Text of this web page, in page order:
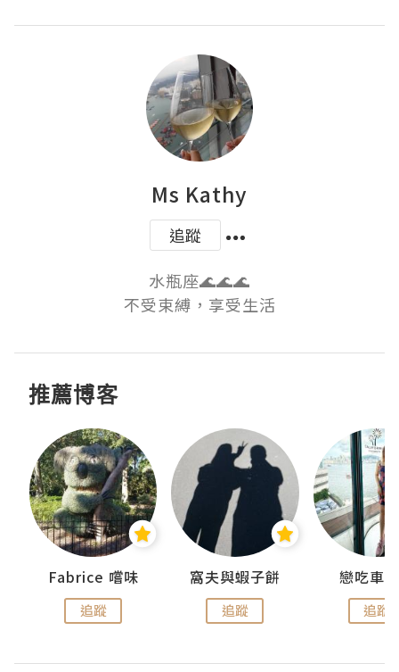
Ms Kathy
追蹤
水瓶座🌊🌊🌊
推薦博客
Fabrice 嚐味
追蹤
窩夫與蝦子餅
追蹤
戀吃車
追蹤